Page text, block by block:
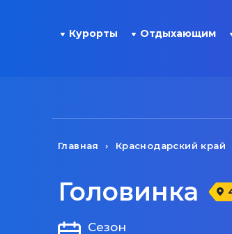
Курорты Отдыхающим
Главная Краснодарский край
Головинка
Сезон